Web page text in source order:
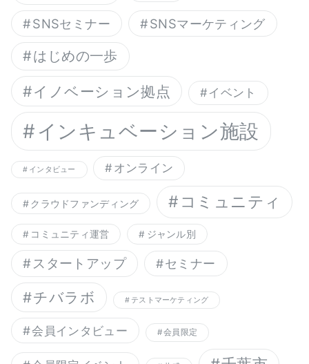
SNSセミナー SNSマーケティング
はじめの一歩
イノベーション拠点 イベント
インキュベーション施設
インタビュー オンライン
クラウドファンディング コミュニティ
コミュニティ運営 ジャンル別
スタートアップ セミナー
チバラボ テストマーケティング
会員インタビュー 会員限定